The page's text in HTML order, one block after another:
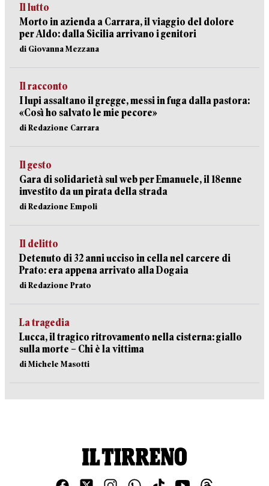
Il lutto
Morto in azienda a Carrara, il viaggio del dolore
per Aldo: dalla Sicilia arrivano i genitori
di Giovanna Mezzana
Il racconto
I lupi assaltano il gregge, messi in fuga dalla pastora:
«Così ho salvato le mie pecore»
di Redazione Carrara
Il gesto
Gara di solidarietà sul web per Emanuele, il 18enne
investito da un pirata della strada
di Redazione Empoli
Il delitto
Detenuto di 32 anni ucciso in cella nel carcere di
Prato: era appena arrivato alla Dogaia
di Redazione Prato
La tragedia
Lucca, il tragico ritrovamento nella cisterna: giallo
sulla morte – Chi è la vittima
di Michele Masotti